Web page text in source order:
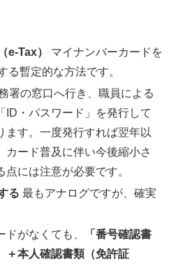
e-Tax）
マイナンバーカードを
る暫定的な方法です。
署の窓口へ行き、職員による
ID・パスワード」を発行して
ます。一度発行すれば翌年以
カード普及に伴い今後縮小さ
点には注意が必要です。
る 最もアナログですが、確実
ドがなくても、
「番号確認書
＋本人確認書類（免許証